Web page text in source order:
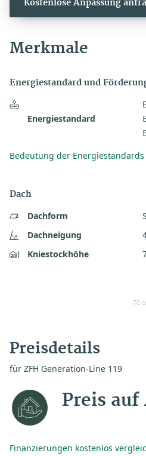
Kostenlose Anpassung
Merkmale
Energiestandard und
Energiestandard
Bedeutung der Energiestandards
Dach
Dachform
Dachneigung
Kniestockhöhe
70
Preisdetails
für ZFH Generation-Line 119
Preis auf
Finanzierungen kostenlos